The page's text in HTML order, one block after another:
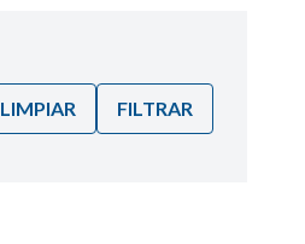
LIMPIAR FILTRAR